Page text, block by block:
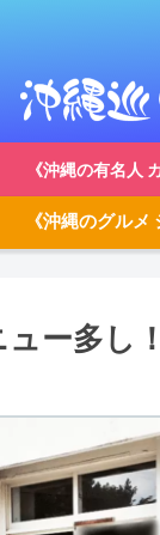
《沖縄の有名人
《沖縄のグルメ
ー多し